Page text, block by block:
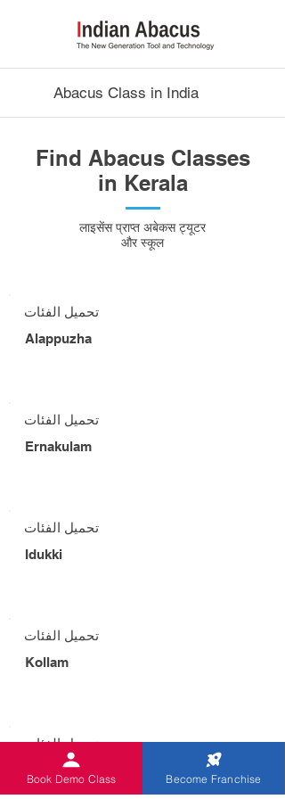
Abacus Class in India
Find Abacus Classes
in Kerala
लाइसेंस प्राप्त अबेकस ट्यूटर
और स्कूल
تحميل الفئات
Alappuzha
تحميل الفئات
Ernakulam
تحميل الفئات
Idukki
تحميل الفئات
Kollam
تحميل الفئات
Kottayam
Book Demo Class Become Franchise